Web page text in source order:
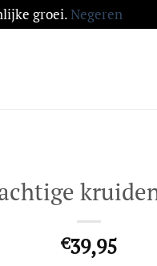
groei.Negeren
€39,95